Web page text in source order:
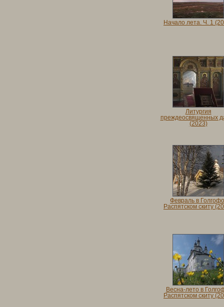
Начало лета. Ч. 1
Литургия
преждеосвященных
(2023)
Февраль в
Распятском скиту
Весна-лето в
Распятском скиту